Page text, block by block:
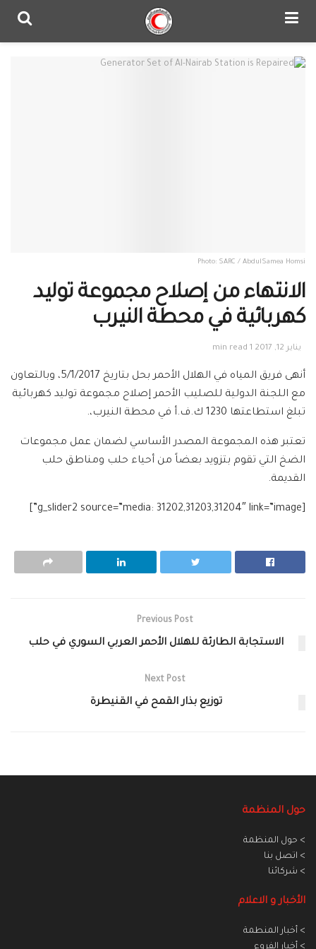
Photo: SARC / AbdulSamea Homsi
الانتهاء من إصلاح مجموعة توليد
كهربائية في محطة النيرب
يناير 12, 2017 1 min read
أنهى فريق المياه في الهلال الأحمر بحل بتاريخ 5/1/2017، وبالتعاون
مع اللجنة الدولية للصليب الأحمر إصلاح مجموعة توليد كهربائية
تبلغ استطاعتها 1230 ك.ف.أ في محطة النيرب،.
تعتبر هذه المجموعة المصدر الأساسي لضمان عمل مجموعات
الضخ التي تقوم بتزويد بعضاً من أحياء حلب ومناطق حلب
القديمة.
[g_slider2 source=”media: 31202,31203,31204″ link=”image”]
Previous Post
الاستجابة الطارئة للهلال الأحمر العربي السوري في حلب
Next Post
توزيع بذار القمح في القنيطرة
حول المنظمة
> حول المنظمة
> اتصل بنا
> شركائنا
الأخبار و الاعلام
> أخبار المنطمة